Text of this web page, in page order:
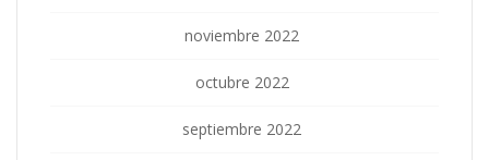
noviembre 2022
octubre 2022
septiembre 2022